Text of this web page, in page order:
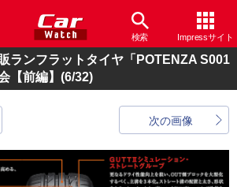
検索 Impressサイト
ランフラットタイヤ「POTENZA S001
【前編】 (6/32)
次の画像